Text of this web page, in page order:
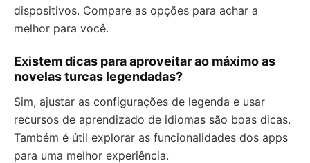
dispositivos. Compare as opções para achar a
melhor para você.
Existem dicas para aproveitar ao máximo as
novelas turcas legendadas?
Sim, ajustar as configurações de legenda e usar
recursos de aprendizado de idiomas são boas dicas.
Também é útil explorar as funcionalidades dos apps
para uma melhor experiência.